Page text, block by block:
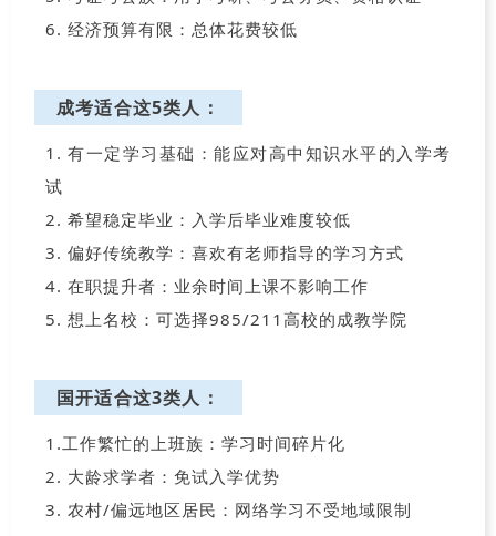
6. 经济预算有限：总体花费较低
成考适合这5类人：
1. 有一定学习基础：能应对高中知识水平的入学考
试
2. 希望稳定毕业：入学后毕业难度较低
3. 偏好传统教学：喜欢有老师指导的学习方式
4. 在职提升者：业余时间上课不影响工作
5. 想上名校：可选择985/211高校的成教学院
国开适合这3类人：
1.工作繁忙的上班族：学习时间碎片化
2. 大龄求学者：免试入学优势
3. 农村/偏远地区居民：网络学习不受地域限制